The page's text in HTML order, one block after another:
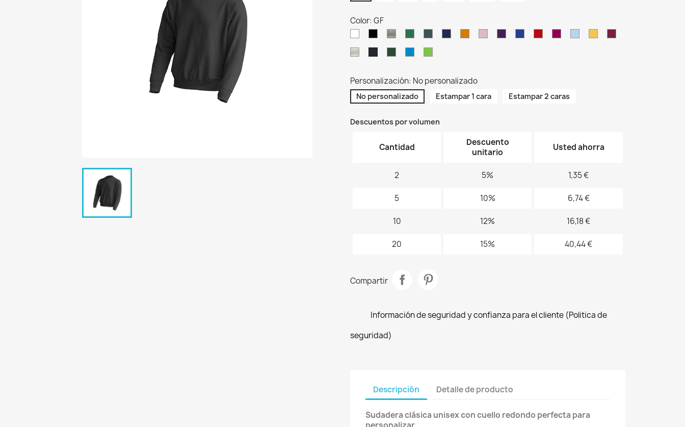
Color: GF
GM
AS
Personalización: No personalizado
No personalizado Estampar 1 cara Estampar 2 caras
Descuentos por volumen
Cantidad
Descuento
unitario
Usted ahorra
2 5% 1,35 €
5 10% 6,74 €
10 12% 16,18 €
20 15% 40,44 €
Compartir
Información de seguridad y confianza para el cliente (Politica de
seguridad)
Descripción Detalle de producto
Sudadera clásica unisex con cuello redondo perfecta para